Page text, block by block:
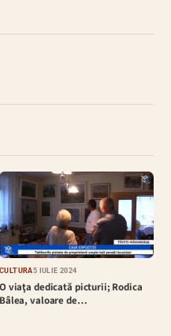
CULTURĂ5 IULIE 2024
O viaţa dedicată picturii; Rodica
Bâlea, valoare de…